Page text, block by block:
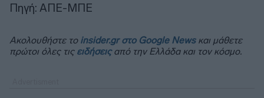
Πηγή: ΑΠΕ-ΜΠΕ
Ακολουθήστε το insider.gr στο Google Newsκαι μάθετε
πρώτοι όλες τις ειδήσειςαπό την Ελλάδα και τον κόσμο.